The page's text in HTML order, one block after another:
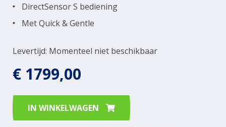
Levertijd: Momenteel niet beschikbaar
DirectSensor S bediening
Met Quick & Gentle
€ 1799,00
IN WINKELWAGEN